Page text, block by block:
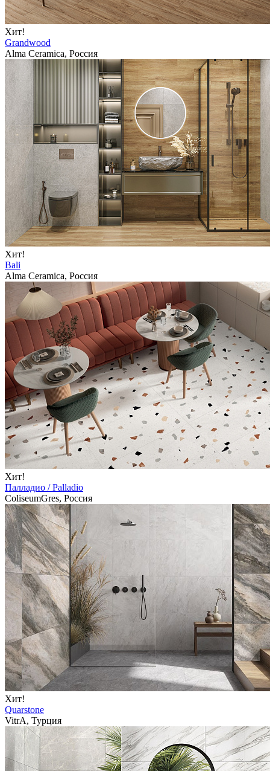
Хит!
Grandwood
Alma Ceramica, Россия
Хит!
Bali
Alma Ceramica, Россия
Хит!
Палладио / Palladio
ColiseumGres, Россия
Хит!
Quarstone
VitrA, Турция